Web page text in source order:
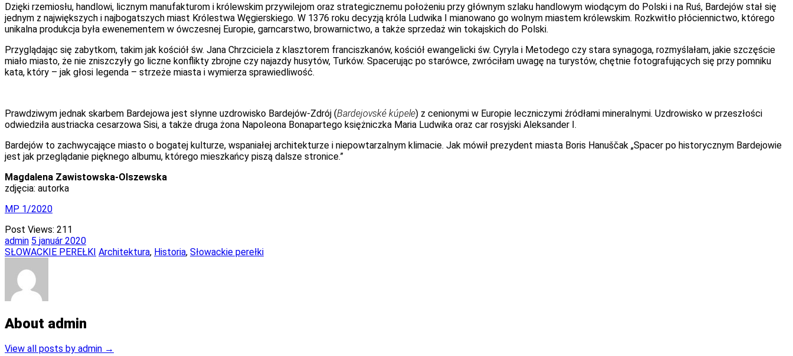
Dzięki rzemiosłu, handlowi, licznym manufakturom i królewskim przywilejom oraz strategicznemu położeniu przy głównym szlaku handlowym wiodącym do Polski i na Ruś, Bardejów stał się
jednym z największych i najbogatszych miast Królestwa Węgierskiego. W 1376 roku decyzją króla Ludwika I mianowano go wolnym miastem królewskim. Rozkwitło płóciennictwo, którego
unikalna produkcja była ewenementem w ówczesnej Europie, garncarstwo, browarnictwo, a także sprzedaż win tokajskich do Polski.
Przyglądając się zabytkom, takim jak kościół św. Jana Chrzciciela z klasztorem franciszkanów, kościół ewangelicki św. Cyryla i Metodego czy stara synagoga, rozmyślałam, jakie szczęście
miało miasto, że nie zniszczyły go liczne konflikty zbrojne czy najazdy husytów, Turków. Spacerując po starówce, zwróciłam uwagę na turystów, chętnie fotografujących się przy pomniku
kata, który – jak głosi legenda – strzeże miasta i wymierza sprawiedliwość.
Prawdziwym jednak skarbem Bardejowa jest słynne uzdrowisko Bardejów-Zdrój (Bardejovské kúpele) z cenionymi w Europie leczniczymi źródłami mineralnymi. Uzdrowisko w przeszłości
odwiedziła austriacka cesarzowa Sisi, a także druga żona Napoleona Bonapartego księżniczka Maria Ludwika oraz car rosyjski Aleksander I.
Bardejów to zachwycające miasto o bogatej kulturze, wspaniałej architekturze i niepowtarzalnym klimacie. Jak mówił prezydent miasta Boris Hanuščak „Spacer po historycznym Bardejowie
jest jak przeglądanie pięknego albumu, którego mieszkańcy piszą dalsze stronice.”
Magdalena Zawistowska-Olszewska
zdjęcia: autorka
MP 1/2020
Post Views: 211
admin 5 január 2020
SŁOWACKIE PEREŁKI Architektura, Historia, Słowackie perełki
About admin
View all posts by admin →